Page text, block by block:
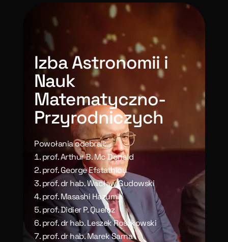
Izba Astronomii i
Nauk
Matematyczno-
Przyrodniczych
Powołania odebrali:
prof. Arthur B. Mc Donald
prof. George Efstathiou
prof. dr hab. Wacław Gudowski
prof. Masashi Hazumi
prof. Didier P. Queloz
prof. dr hab. Leszek Roszkowski
prof. dr hab. Marek Sarna